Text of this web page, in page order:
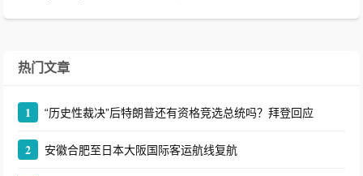
热门文章
1 “历史性裁决”后特朗普还有资格竞选总统吗？拜登回应
2 安徽合肥至日本大阪国际客运航线复航